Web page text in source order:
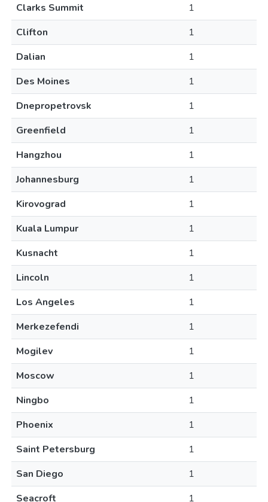
Clarks Summit
1
Clifton
1
Dalian
1
Des Moines
1
Dnepropetrovsk
1
Greenfield
1
Hangzhou
1
Johannesburg
1
Kirovograd
1
Kuala Lumpur
1
Kusnacht
1
Lincoln
1
Los Angeles
1
Merkezefendi
1
Mogilev
1
Moscow
1
Ningbo
1
Phoenix
1
Saint Petersburg
1
San Diego
1
Seacroft
1